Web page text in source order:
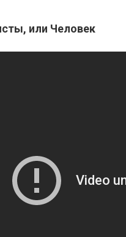
или Человек